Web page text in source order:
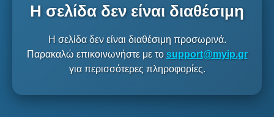
Η σελίδα δεν είναι διαθέσιμη
Η σελίδα δεν είναι διαθέσιμη προσωρινά.
Παρακαλώ επικοινωνήστε με το support@myip.gr
για περισσότερες πληροφορίες.